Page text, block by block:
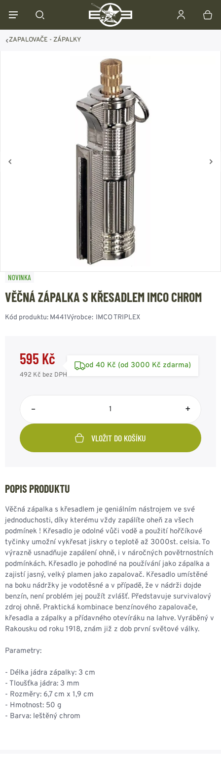
ZAPALOVAČE - ZÁPALKY
NOVINKA
VĚČNÁ ZÁPALKA S KŘESADLEM IMCO CHROM
Kód produktu: M441Výrobce: IMCO TRIPLEX
595 Kč
492 Kč bez DPH
od 40 Kč (od 3000 Kč zdarma)
– +
VLOŽIT DO KOŠÍKU
POPIS PRODUKTU
Věčná zápalka s křesadlem je geniálním nástrojem ve své
jednoduchosti, díky kterému vždy zapálíte oheň za všech
podmínek ! Křesadlo je odolné vůči vodě a použití hořčíkové
tyčinky umožní vykřesat jiskry o teplotě až 3000st. celsia. To
výrazně usnadňuje zapálení ohně, i v náročných povětrnostních
podmínkách. Křesadlo je pohodlné na používání jako zápalka a
zajistí jasný, velký plamen jako zapalovač. Křesadlo umístěné
na boku nádržky je vodotěsné a v případě, že v nádrži dojde
benzín, není problém jej použít zvlášť. Představuje survivalový
zdroj ohně. Praktická kombinace benzínového zapalovače,
křesadla a zápalky a přídavného otevíráku na lahve. Vyráběný v
Rakousku od roku 1918, znám již z dob první světové války.
Parametry:
- Délka jádra zápalky: 3 cm
- Tloušťka jádra: 3 mm
- Rozměry: 6,7 cm x 1,9 cm
- Hmotnost: 50 g
- Barva: leštěný chrom